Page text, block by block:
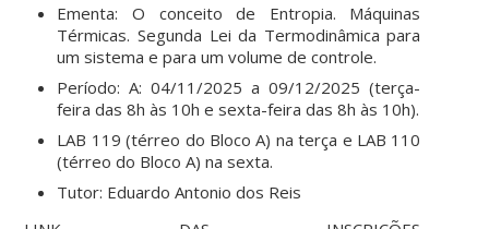
Ementa: O conceito de Entropia. Máquinas
Térmicas. Segunda Lei da Termodinâmica para
um sistema e para um volume de controle.
Período: A: 04/11/2025 a 09/12/2025 (terça-
feira das 8h às 10h e sexta-feira das 8h às 10h).
LAB 119 (térreo do Bloco A) na terça e LAB 110
(térreo do Bloco A) na sexta.
Tutor: Eduardo Antonio dos Reis